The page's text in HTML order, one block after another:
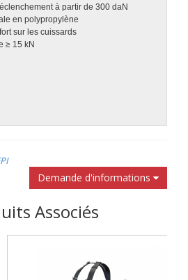
à partir de 300 daN
en polypropylène
sur les cuissards
≥ 15 kN
Demande d'informations
Associés